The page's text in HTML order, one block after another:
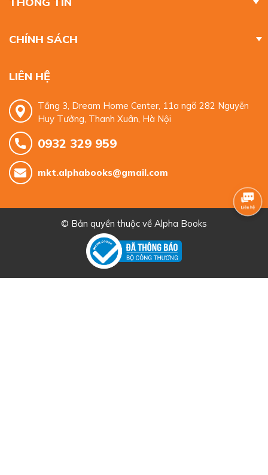
CHÍNH SÁCH
LIÊN HỆ
Tầng 3, Dream Home Center, 11a ngõ 282 Nguyễn
Huy Tưởng, Thanh Xuân, Hà Nội
0932 329 959
mkt.alphabooks@gmail.com
© Bản quyền thuộc về Alpha Books